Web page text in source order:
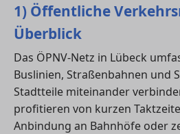
1) Öffentliche
Überblick
Das ÖPNV-Netz in Lübeck
Buslinien, Straßenbahnen und
Stadtteile miteinander
profitieren von kurzen
Anbindung an Bahnhöfe oder